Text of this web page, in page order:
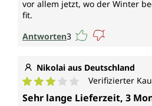
vor allem jetzt, wo der Winter
fit.
Antworten3
Nikolai aus Deutschland
Durchschnittliche Bewertung
Verifizierter
Sehr lange Lieferzeit, 3